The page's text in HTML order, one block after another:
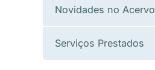
Novidades no Acervo
Serviços Prestados